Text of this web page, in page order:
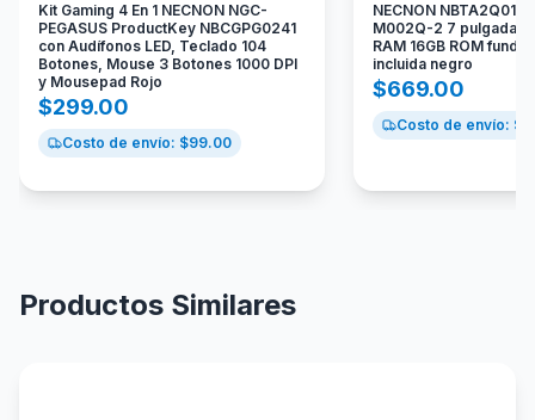
Kit Gaming 4 En 1 NECNON NGC-
PEGASUS ProductKey NBCGPG0241
con Audífonos LED, Teclado 104
Botones, Mouse 3 Botones 1000 DPI
y Mousepad Rojo
$299.00
Costo de envío: $99.00
NECNON
M002Q-2 7 pulgadas
RAM 16GB ROM
incluida negro
$669.00
Costo de envío: $
Productos Similares